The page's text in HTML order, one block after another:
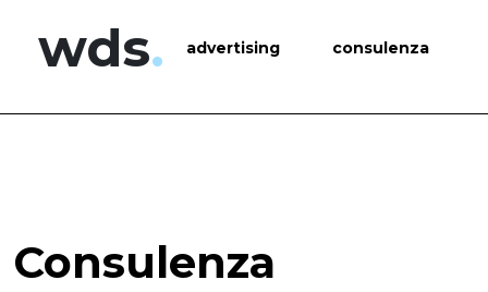
wds. advertising consulenza
Consulenza